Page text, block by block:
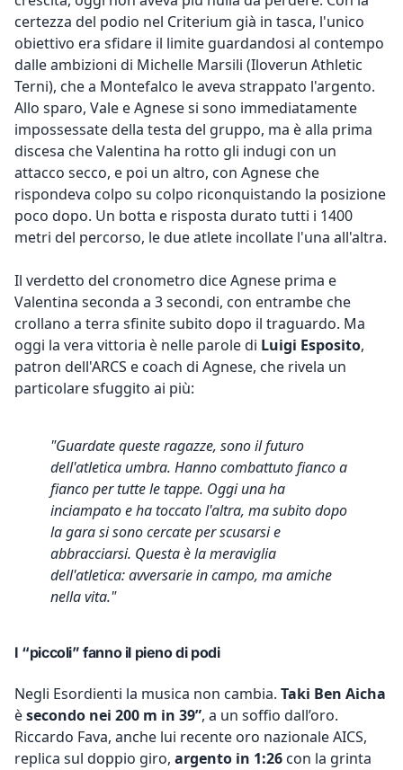
certezza del podio nel Criterium già in tasca, l'unico
obiettivo era sfidare il limite guardandosi al contempo
dalle ambizioni di Michelle Marsili (Iloverun Athletic
Terni), che a Montefalco le aveva strappato l'argento.
Allo sparo, Vale e Agnese si sono immediatamente
impossessate della testa del gruppo, ma è alla prima
discesa che Valentina ha rotto gli indugi con un
attacco secco, e poi un altro, con Agnese che
rispondeva colpo su colpo riconquistando la posizione
poco dopo. Un botta e risposta durato tutti i 1400
metri del percorso, le due atlete incollate l'una all'altra.
Il verdetto del cronometro dice Agnese prima e
Valentina seconda a 3 secondi, con entrambe che
crollano a terra sfinite subito dopo il traguardo. Ma
oggi la vera vittoria è nelle parole di Luigi Esposito,
patron dell'ARCS e coach di Agnese, che rivela un
particolare sfuggito ai più:
"Guardate queste ragazze, sono il futuro
dell'atletica umbra. Hanno combattuto fianco a
fianco per tutte le tappe. Oggi una ha
inciampato e ha toccato l'altra, ma subito dopo
la gara si sono cercate per scusarsi e
abbracciarsi. Questa è la meraviglia
dell'atletica: avversarie in campo, ma amiche
nella vita."
I “piccoli” fanno il pieno di podi
Negli Esordienti la musica non cambia. Taki Ben Aicha
èsecondo nei 200 m in 39”, a un soffio dall’oro.
Riccardo Fava, anche lui recente oro nazionale AICS,
replica sul doppio giro, argento in 1:26 con la grinta